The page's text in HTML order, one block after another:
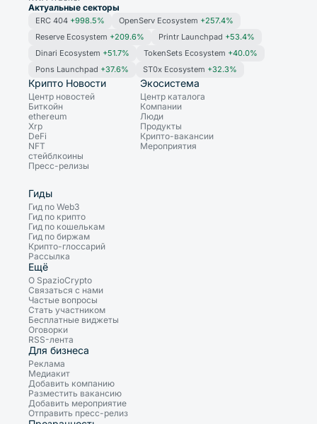
Актуальные секторы
ERC 404 +998.5% OpenServ Ecosystem +257.4%
Reserve Ecosystem +209.6% Printr Launchpad +53.4%
Dinari Ecosystem +51.7% TokenSets Ecosystem +40.0%
Pons Launchpad +37.6% ST0x Ecosystem +32.3%
Крипто Новости
Центр новостей
Биткойн
ethereum
Xrp
DeFi
NFT
стейблкоины
Пресс-релизы
Экосистема
Центр каталога
Компании
Люди
Продукты
Крипто-вакансии
Мероприятия
Гиды
Гид по Web3
Гид по крипто
Гид по кошелькам
Гид по биржам
Крипто-глоссарий
Рассылка
Ещё
О SpazioCrypto
Связаться с нами
Частые вопросы
Стать участником
Бесплатные виджеты
Оговорки
RSS-лента
Для бизнеса
Реклама
Медиакит
Добавить компанию
Разместить вакансию
Добавить мероприятие
Отправить пресс-релиз